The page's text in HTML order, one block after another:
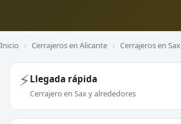
Inicio › Cerrajeros en Alicante › Cerrajeros en Sax
⚡Llegada rápida
Cerrajero en Sax y alrededores